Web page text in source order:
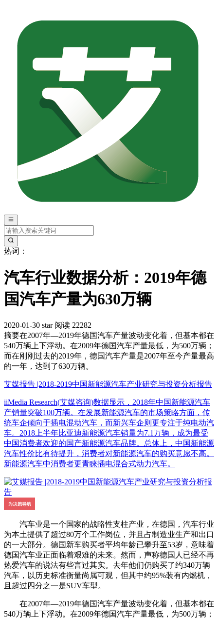
热词：
汽车行业数据分析：2019年德
国汽车产量为630万辆
2020-01-30 star 阅读 22282
摘要在2007年—2019年德国汽车产量波动变化着，但基本都在
540万辆上下浮动。在2009年德国汽车产量最低，为500万辆；
而在刚刚过去的2019年，德国汽车产量是2007年至今产量最高
的一年，达到了630万辆。
艾媒报告 |2018-2019中国新能源汽车产业研究与投资分析报告
iiMedia Research(艾媒咨询)数据显示，2018年中国新能源汽车
产销量突破100万辆。在发展新能源汽车的市场策略方面，传
统车企倾向于插电混动汽车，而新兴车企则更专注于纯电动汽
车。2018上半年比亚迪新能源汽车销量为7.1万辆，成为最受
中国消费者欢迎的国产新能源汽车品牌。总体上，中国新能源
汽车性价比有待提升，消费者对新能源汽车的购买意愿不高。
新能源汽车中消费者更青睐插电混合式动力汽车。
汽车业是一个国家的战略性支柱产业，在德国，汽车行业
为本土提供了超过80万个工作岗位，并且占制造业生产和出口
的一大部分。德国新车购买者平均年龄已攀升至53岁，意味着
德国汽车业正面临着艰难的未来。然而，声称德国人已经不再
热爱汽车的说法有些言过其实。去年他们仍购买了约340万辆
汽车，以历史标准衡量尚属可观，但其中约95%装有内燃机，
且超过四分之一是SUV车型。
在2007年—2019年德国汽车产量波动变化着，但基本都在
540万辆上下浮动。在2009年德国汽车产量最低，为500万辆；